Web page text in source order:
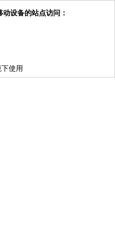
设备的站点访问：
使用